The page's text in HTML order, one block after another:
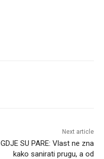
Next article
GDJE SU PARE: Vlast ne zna
kako sanirati prugu, a od